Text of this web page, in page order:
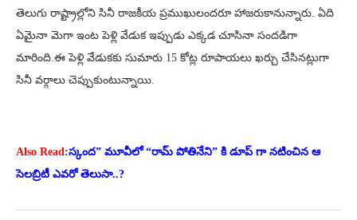
తెలుగు రాష్ట్రాల్లోని సినీ రాజకీయ ప్రముఖులందరూ హాజరుకానున్నారు. ఏది
ఏమైనా మెగా ఇంట పెళ్లి వేడుక ఇప్పుడు ఎక్కడ చూసినా సందడిగా
మారింది.ఈ పెళ్లి వేడుకకు సుమారు 15 కోట్ల రూపాయలు ఖర్చు చేసినట్లుగా
సినీ వర్గాలు చెప్పుకుంటున్నాయి.
Also Read:స్కంద” మూవీలో “రామ్ పోతినేని” కి డూప్ గా నటించిన ఆ
సెలబ్రిటీ ఎవరో తెలుసా..?